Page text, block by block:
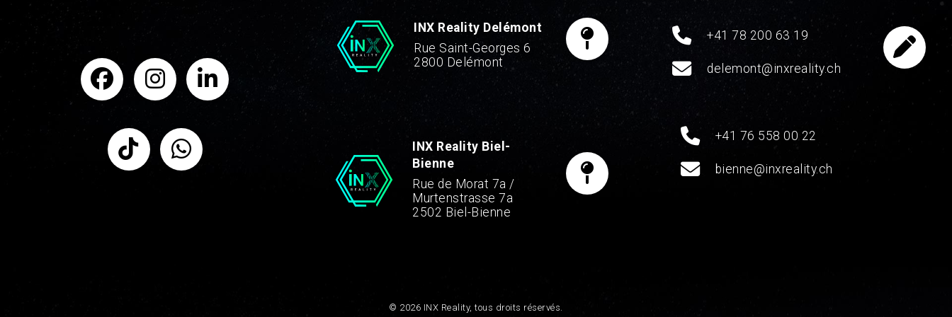
INX Reality Delémont
Rue Saint-Georges 6
2800 Delémont
INX Reality Biel-
Bienne
Rue de Morat 7a /
Murtenstrasse 7a
2502 Biel-Bienne
+41 78 200 63 19
delemont@inxreality.ch
+41 76 558 00 22
bienne@inxreality.ch
© 2026 INX Reality, tous droits réservés.